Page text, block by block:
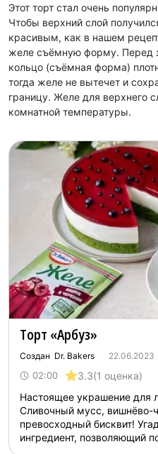
Этот торт стал очень
Чтобы верхний слой
красивым, как в нашем
желе съёмную форму. Перед
кольцо (съёмная форма)
тогда желе не вытечет и
границу. Желе для верхнего
комнатной температуры.
Торт «Арбуз»
Создан Dr. Bakers 22.06.2023
02:00 3.3(1 оценка)
Настоящее украшение для
Сливочный мусс, вишнёво-
превосходный бисквит!
ингредиент, позволяющий